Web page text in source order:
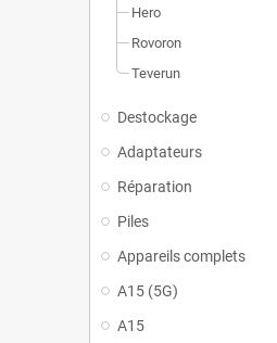
Hero
Rovoron
Teverun
Destockage
Adaptateurs
Réparation
Piles
Appareils complets
A15 (5G)
A15